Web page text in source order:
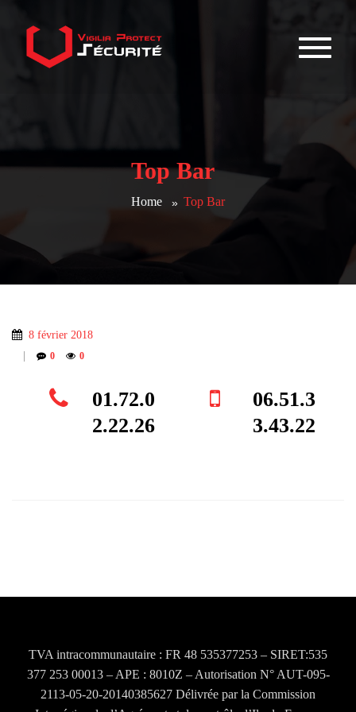
Top Bar
Home Top Bar
8 février 2018
0 0
01.72.0
2.22.26
06.51.3
3.43.22
TVA intracommunautaire : FR 48 535377253 – SIRET:535
377 253 00013 – APE : 8010Z – Autorisation N° AUT-095-
2113-05-20-20140385627 Délivrée par la Commission